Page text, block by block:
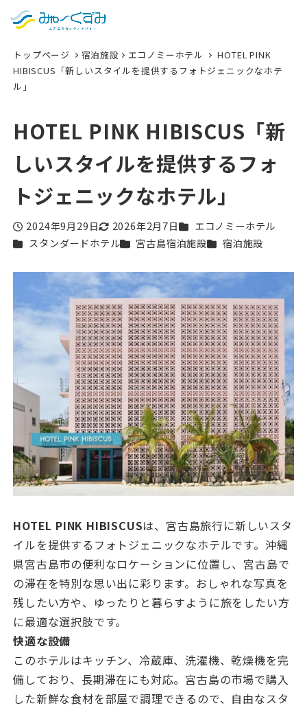
English
トップページ 宿泊施設 エコノミーホテル
HOTEL PINK
HIBISCUS「新しいスタイルを提供するフォトジェニックなホテ
ル」
HOTEL PINK HIBISCUS「新
しいスタイルを提供するフォ
トジェニックなホテル」
投稿日
2024年9月29日
更新日
2026年2月7日カテゴリー
エコノミーホテル
カテゴリー
スタンダードホテルカテゴリー
宮古島宿泊施設カテゴリー
宿泊施設
HOTEL PINK HIBISCUSは、宮古島旅行に新しいスタ
イルを提供するフォトジェニックなホテルです。沖縄
県宮古島市の便利なロケーションに位置し、宮古島で
の滞在を特別な思い出に彩ります。おしゃれな写真を
残したい方や、ゆったりと暮らすように旅をしたい方
に最適な選択肢です。
快適な設備
このホテルはキッチン、冷蔵庫、洗濯機、乾燥機を完
備しており、長期滞在にも対応。宮古島の市場で購入
した新鮮な食材を部屋で調理できるので、自由なスタ